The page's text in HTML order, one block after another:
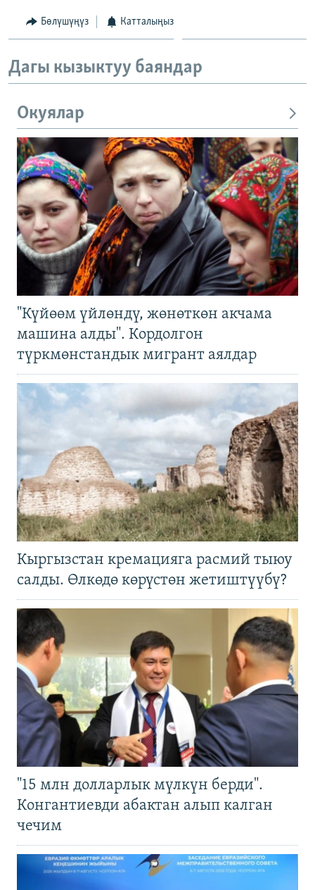
Бөлүшүңүз Катталыңыз
Дагы кызыктуу баяндар
Окуялар
"Күйөөм үйлөндү, жөнөткөн акчама
машина алды". Кордолгон
түркмөнстандык мигрант аялдар
Кыргызстан кремацияга расмий тыюу
салды. Өлкөдө көрүстөн жетиштүүбү?
"15 млн долларлык мүлкүн берди".
Конгантиевди абактан алып калган
чечим